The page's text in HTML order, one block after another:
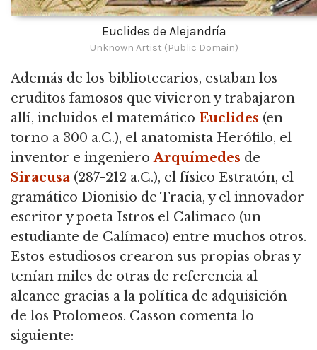
Euclides de Alejandría
Unknown Artist (Public Domain)
Además de los bibliotecarios, estaban los
eruditos famosos que vivieron y trabajaron
allí, incluidos el matemático Euclides (en
torno a 300 a.C.), el anatomista Herófilo, el
inventor e ingenieroArquímedes de
Siracusa (287-212 a.C.), el físico Estratón, el
gramático Dionisio de Tracia, y el innovador
escritor y poeta Istros el Calimaco (un
estudiante de Calímaco) entre muchos otros.
Estos estudiosos crearon sus propias obras y
tenían miles de otras de referencia al
alcance gracias a la política de adquisición
de los Ptolomeos. Casson comenta lo
siguiente: